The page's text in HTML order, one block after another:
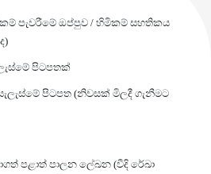
පැවරීමේ ඔප්පුව / හිමිකම් සහතිකය
පිටපතක්
පිටපත (නිවසක් මිලදී ගැනීමට
පළාත් පාලන ලේඛන (වීදි රේඛා